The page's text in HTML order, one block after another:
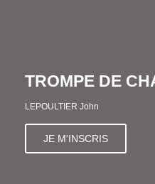
TROMPE DE
LEPOULTIER John
JE M'INSCRIS